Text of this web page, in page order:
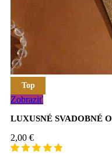
Top
Zobraziť
LUXUSNÉ SVADOBNÉ
2,00 €